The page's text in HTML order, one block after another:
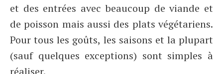
et des entrées avec beaucoup de viande et
de poisson mais aussi des plats végétariens.
Pour tous les goûts, les saisons et la plupart
(sauf quelques exceptions) sont simples à
réaliser.